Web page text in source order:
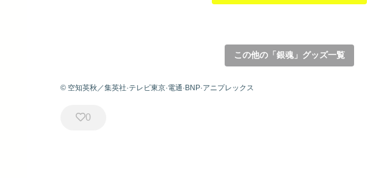
この他の「銀魂」グッズ一覧
© 空知英秋／集英社·テレビ東京·電通·BNP·アニプレックス
0